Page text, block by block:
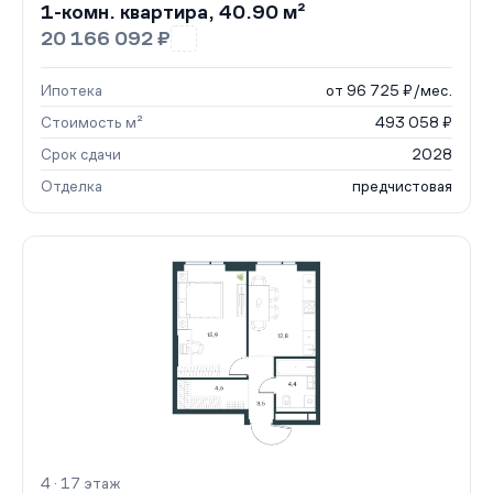
1-комн. квартира, 40.90 м²
20 166 092 ₽
Ипотека
от 96 725 ₽/мес.
Стоимость м²
493 058 ₽
Срок сдачи
2028
Отделка
предчистовая
4 · 17 этаж